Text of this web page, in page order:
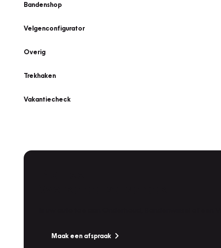
Bandenshop
Velgenconfigurator
Overig
Trekhaken
Vakantiecheck
Maak een afspraak